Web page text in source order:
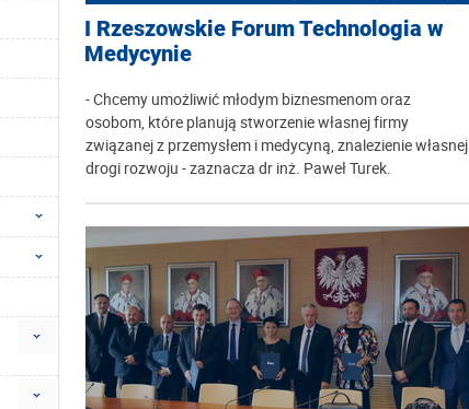
I Rzeszowskie Forum Technologia w
Medycynie
- Chcemy umożliwić młodym biznesmenom oraz
osobom, które planują stworzenie własnej firmy
związanej z przemysłem i medycyną, znalezienie własnej
drogi rozwoju - zaznacza dr inż. Paweł Turek.